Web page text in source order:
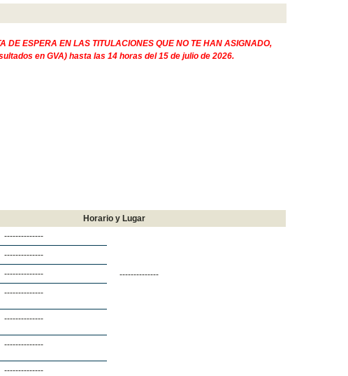
DE ESPERA EN LAS TITULACIONES QUE NO TE HAN ASIGNADO,
en GVA) hasta las 14 horas del 15 de julio de 2026.
Horario y Lugar
--------------
--------------
--------------
--------------
--------------
--------------
--------------
--------------